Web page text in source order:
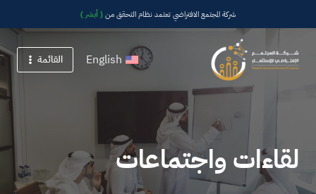
شركة المجتمع الافتراضي تعتمد نظام التحقق من( أبشر )
English القائمة
لقاءات واجتماعات